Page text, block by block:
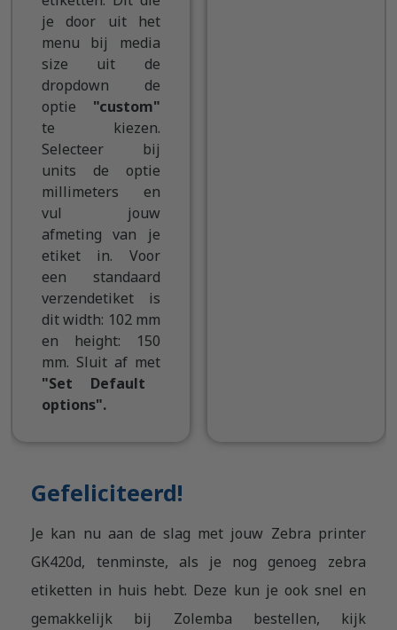
je door uit het
menu bij media
size uit de
dropdown de
optie "custom"
te kiezen.
Selecteer bij
units de optie
millimeters en
vul jouw
afmeting van je
etiket in. Voor
een standaard
verzendetiket is
dit width: 102 mm
en height: 150
mm. Sluit af met
"Set Default
options".
Gefeliciteerd!
Je kan nu aan de slag met jouw Zebra printer
GK420d, tenminste, als je nog genoeg zebra
etiketten in huis hebt. Deze kun je ook snel en
gemakkelijk bij Zolemba bestellen, kijk